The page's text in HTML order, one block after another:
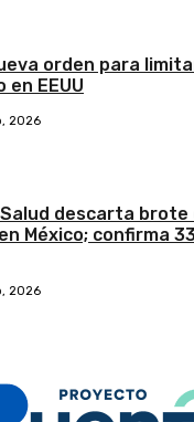
orden para
EEUU
2026
descarta brote
México; confirma
2026